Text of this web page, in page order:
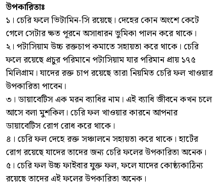
উপকারিতাঃ
১। চেরি ফলে ভিটামিন-সি রয়েছে। দেহের কোন অংশে কেটে
গেলে সেটার ক্ষত পূরনে অসাধারন ভুমিকা পালন করে থাকে।
২। পটাসিয়াম উচ্চ রক্তচাপ কমাতে সহায়তা করে থাকে। চেরি
ফলে রয়েছে প্রচুর পরিমানে পটাসিয়াম যার পরিমান প্রায় ১৭৫
মিলিগ্রাম। যাদের রক্ত চাপ রয়েছে তারা নিয়মিত চেরি ফল খাওয়ার
উপকারিতা পাবেন।
৩। ডায়াবেটিস এক মরন ব্যাধির নাম। এই ব্যাধি জীবনে কখন চলে
আসে বলা মুশকিল। চেরি ফল খাওয়ার কারনে আপনার
ডায়াবেটিস রোগ রোধ করে থাকে।
৪। চেরি ফল দেহে রক্ত সঞ্চালনে সহায়তা করে থাকে। হার্টের
রোগ রয়েছে যাদের তাদের জন্য চেরি ফলের উপকারিতা অনেক।
৫। চেরি ফল উচ্চ ফাইবার যুক্ত ফল, ফলে যাদের কোষ্ঠ্যকাঠিন্য
রয়েছে তাদের এই ফলের উপকারিতা অনেক।